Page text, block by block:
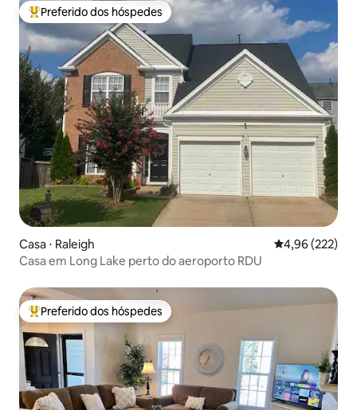
Entre os melhores preferidos dos hóspedes
Preferido dos hóspedes
Casa ⋅ Raleigh 4,96 de uma
4,96 (222)
Casa em Long Lake perto do aeroporto RDU
Entre os melhores preferidos dos hóspedes
Preferido dos hóspedes